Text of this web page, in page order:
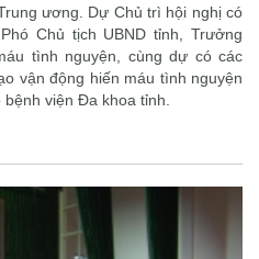
ương. Dự Chủ trì hội nghị có
Chủ tịch UBND tỉnh, Trưởng
tình nguyện, cùng dự có các
vận động hiến máu tình nguyện
viện Đa khoa tỉnh.